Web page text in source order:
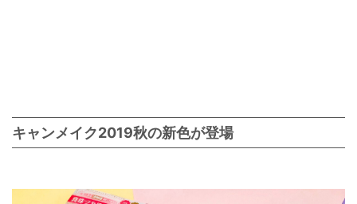
キャンメイク2019秋の新色が登場